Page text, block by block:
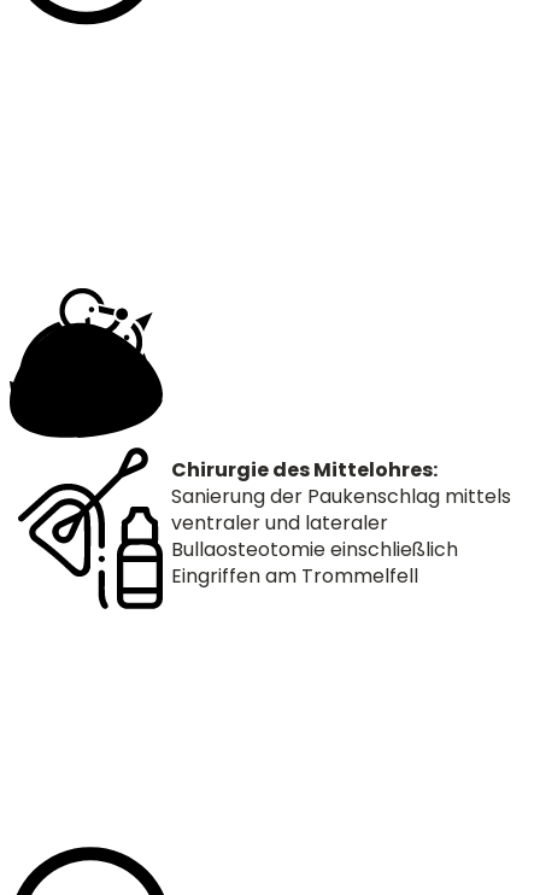
Chirurgie des Mittelohres:
Sanierung der Paukenschlag mittels
ventraler und lateraler
Bullaosteotomie einschließlich
Eingriffen am Trommelfell